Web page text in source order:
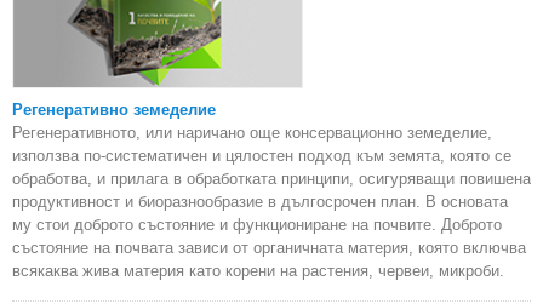
Регенеративно земеделие
Регенеративното, или наричано още консервационно земеделие,
използва по-систематичен и цялостен подход към земята, която се
обработва, и прилага в обработката принципи, осигуряващи повишена
продуктивност и биоразнообразие в дългосрочен план. В основата
му стои доброто състояние и функциониране на почвите. Доброто
състояние на почвата зависи от органичната материя, която включва
всякаква жива материя като корени на растения, червеи, микроби.